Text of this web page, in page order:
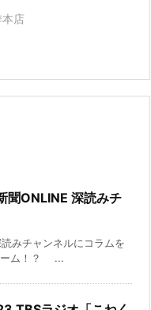
店
聞ONLINE 深読みチ
みチャンネルにコラムを
ーム！？ ...